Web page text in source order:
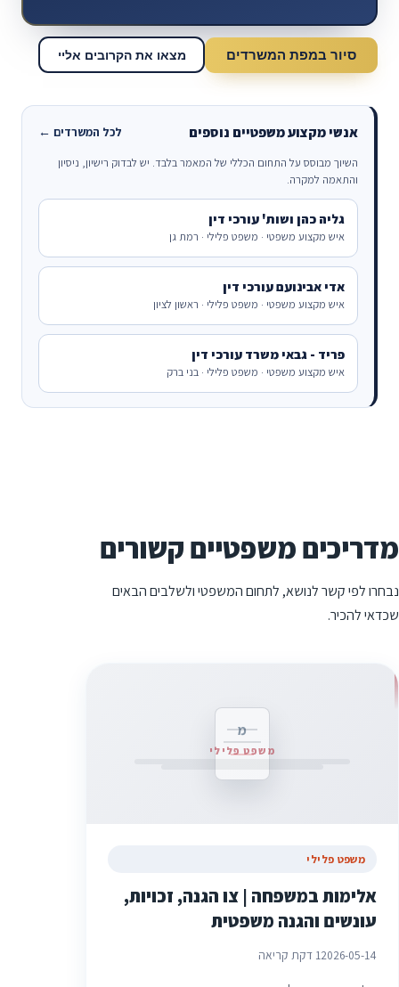
סיור במפת המשרדים מצאו את הקרובים אליי
אנשי מקצוע משפטיים נוספים לכל המשרדים ←
השיוך מבוסס על התחום הכללי של המאמר בלבד. יש לבדוק רישיון, ניסיון
והתאמה למקרה.
גליה כהן ושות' עורכי דין
איש מקצוע משפטי · משפט פלילי · רמת גן
אדי אבינועם עורכי דין
איש מקצוע משפטי · משפט פלילי · ראשון לציון
פריד - גבאי משרד עורכי דין
איש מקצוע משפטי · משפט פלילי · בני ברק
מדריכים משפטיים קשורים
נבחרו לפי קשר לנושא, לתחום המשפטי ולשלבים הבאים
שכדאי להכיר.
מ
משפט פלילי
משפט פלילי
אלימות במשפחה | צו הגנה, זכויות,
עונשים והגנה משפטית
2026-05-141 דקת קריאה